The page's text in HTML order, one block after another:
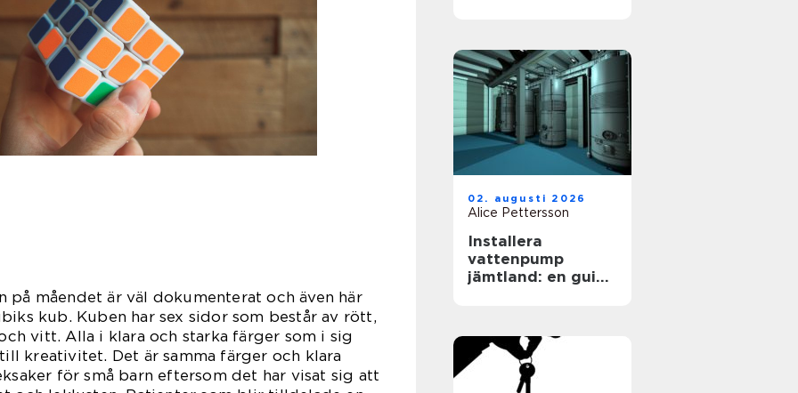
på måendet är väl dokumenterat och även här
kub. Kuben har sex sidor som består av rött,
vitt. Alla i klara och starka färger som i sig
kreativitet. Det är samma färger och klara
för små barn eftersom det har visat sig att
02. augusti 2026
Alice Pettersson
Installera
vattenpump
jämtland: en guide